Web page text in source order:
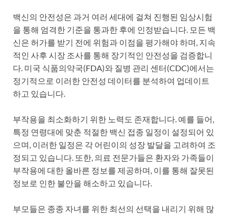
백신의 안전성은 과거 여러 세대에 걸쳐 진행된 임상시험
을 통해 엄격한 기준을 통과한 후에 인정받습니다. 모든 백
신은 허가를 받기 전에 위험과 이점을 평가해야 하며, 지속
적인 사후 시장 조사를 통해 장기적인 안전성을 검증합니
다. 미국 식품의약국(FDA)와 질병 관리 센터(CDC)에서는
정기적으로 이러한 안전성 데이터를 분석하여 업데이트
하고 있습니다.
부작용을 최소화하기 위한 노력도 존재합니다. 예를 들어,
특정 연령대에 맞춘 적절한 백신 접종 일정이 설정되어 있
으며, 이러한 일정은 각 어린이의 성장 발달을 고려하여 조
정되고 있습니다. 또한, 의료 전문가들은 환자와 가족들이
부작용에 대한 올바른 정보를 제공하며, 이를 통해 잘못된
정보로 인한 불안을 해소하고 있습니다.
부모들은 종종 자녀를 위한 최선의 선택을 내리기 위해 많